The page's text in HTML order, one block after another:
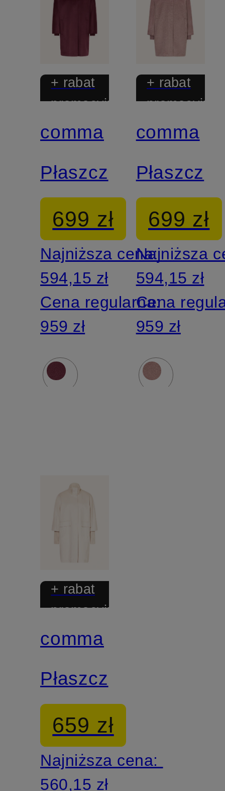
+ rabat
promocyjny
Exclusive
Edycja
limitowana
comma
Płaszcz
699 zł
Najniższa cena:
594,15 zł
Cena regularna:
959 zł
+ rabat
promocyjny
Exclusive
Edycja
limitowana
comma
Płaszcz
699 zł
Najniższa
594,15 zł
Cena
959 zł
+ rabat
promocyjny
comma
Płaszcz
659 zł
Najniższa cena:
560,15 zł